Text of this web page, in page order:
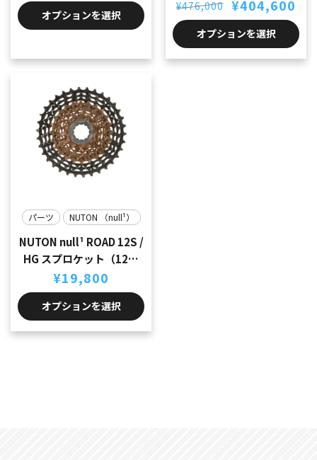
オプションを選択
X3 レッド 530サイズ
¥476,000 元
の
価
格
は
¥476,000
¥404,600
現
在
の
価
格
は
オプションを選択
パーツ NUTON （null¹）
NUTON null¹ ROAD 12S /
HG スプロケット（12速
用）
¥19,800
オプションを選択